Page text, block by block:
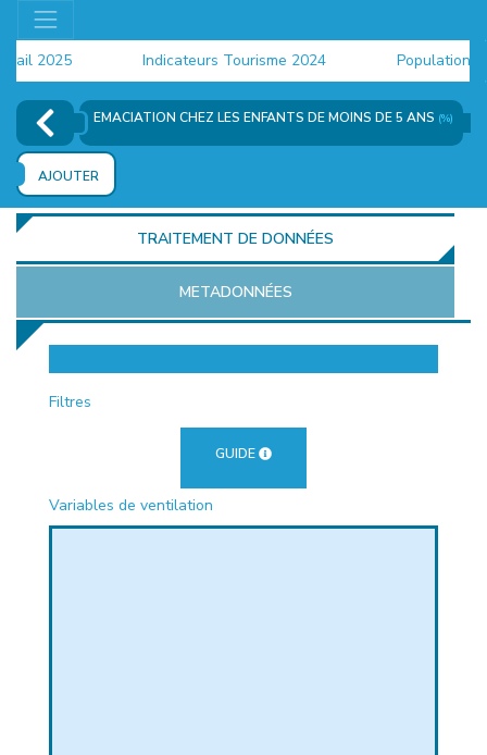
2025 Indicateurs Tourisme 2024 Population
EMACIATION CHEZ LES ENFANTS DE MOINS DE 5 ANS (%)
AJOUTER
TRAITEMENT DE DONNÉES
METADONNÉES
Filtres
GUIDE
Variables de ventilation